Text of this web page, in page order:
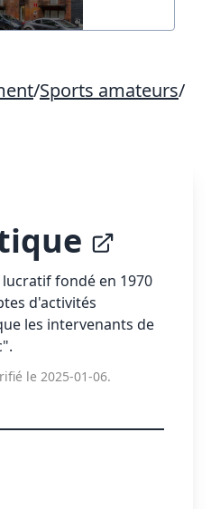
/Sports amateurs/
fondé en 1970
d'activités
les intervenants de
le 2025-01-06.